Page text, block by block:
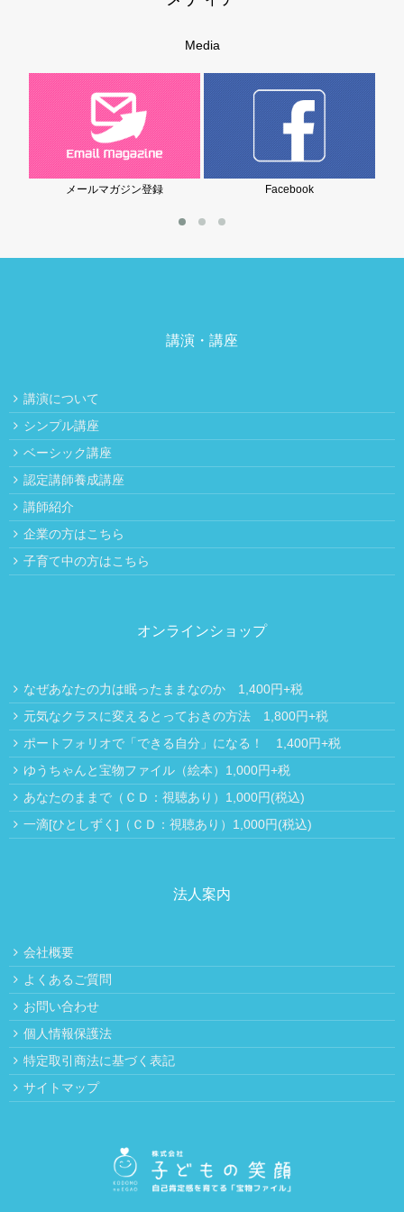
Media
メールマガジン登録 Facebook
講演・講座
講演について
シンプル講座
ベーシック講座
認定講師養成講座
講師紹介
企業の方はこちら
子育て中の方はこちら
オンラインショップ
なぜあなたの力は眠ったままなのか 1,400円+税
元気なクラスに変えるとっておきの方法 1,800円+税
ポートフォリオで「できる自分」になる！ 1,400円+税
ゆうちゃんと宝物ファイル（絵本）1,000円+税
あなたのままで（ＣＤ：視聴あり）1,000円(税込)
一滴[ひとしずく]（ＣＤ：視聴あり）1,000円(税込)
法人案内
会社概要
よくあるご質問
お問い合わせ
個人情報保護法
特定取引商法に基づく表記
サイトマップ